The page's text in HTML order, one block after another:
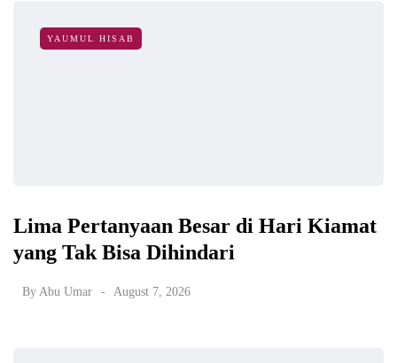
YAUMUL HISAB
Lima Pertanyaan Besar di Hari Kiamat
yang Tak Bisa Dihindari
By Abu Umar August 7, 2026